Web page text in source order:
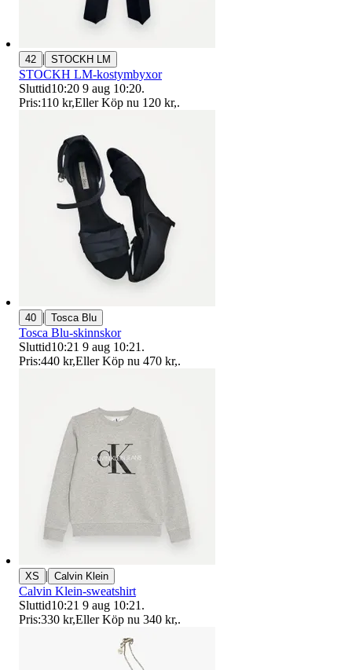
42 | STOCKH LM
STOCKH LM-kostymbyxor
Sluttid10:20 9 aug 10:20.
Pris:110 kr,Eller Köp nu 120 kr,.
40 | Tosca Blu
Tosca Blu-skinnskor
Sluttid10:21 9 aug 10:21 .
Pris:440 kr,Eller Köp nu 470 kr,.
XS | Calvin Klein
Calvin Klein-sweatshirt
Sluttid10:21 9 aug 10:21 .
Pris:330 kr,Eller Köp nu 340 kr,.